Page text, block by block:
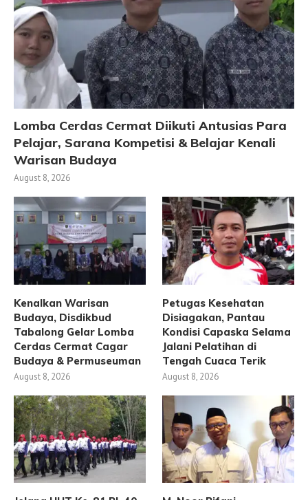
Lomba Cerdas Cermat Diikuti Antusias Para
Pelajar, Sarana Kompetisi & Belajar Kenali
Warisan Budaya
August 8, 2026
Kenalkan Warisan
Budaya, Disdikbud
Tabalong Gelar Lomba
Cerdas Cermat Cagar
Budaya & Permuseuman
August 8, 2026
Petugas Kesehatan
Disiagakan, Pantau
Kondisi Capaska Selama
Jalani Pelatihan di
Tengah Cuaca Terik
August 8, 2026